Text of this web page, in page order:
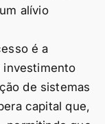
alívio
é a
investimento
de sistemas
capital que,